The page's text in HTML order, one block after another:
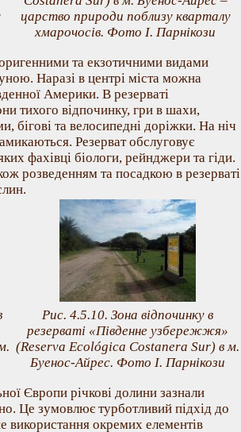
царство природи поблизу кварталу
хмарочосів. Фото І. Парнікози
та екзотичними видами
Наразі в центрі міста можна
Америки. В резерваті
тихого відпочинку, гри в шахи,
бігові та велосипедні доріжки. На ніч
Резерват обслуговує
фахівці біологи, рейнджери та гіди.
розведенням та посадкою в резерваті
Рис. 4.5.10. Зона відпочинку в
резерваті «Південне узбережжя»
(Reserva Ecológica Costanera Sur) в м.
Буенос-Айрес. Фото І. Парнікози
Європи річкові долини зазнали
Це зумовлює турботливий підхід до
використання окремих елементів